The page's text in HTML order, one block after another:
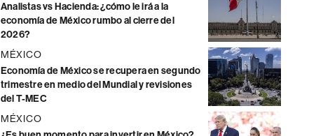
Analistas vs Hacienda: ¿cómo le irá a la
economía de México rumbo al cierre del
2026?
MÉXICO
Economía de México se recupera en segundo
trimestre en medio del Mundial y revisiones
del T-MEC
MÉXICO